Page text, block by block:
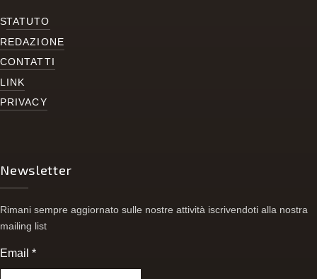
STATUTO
REDAZIONE
CONTATTI
LINK
PRIVACY
Newsletter
Rimani sempre aggiornato sulle nostre attività iscrivendoti alla nostra
mailing list
Email*